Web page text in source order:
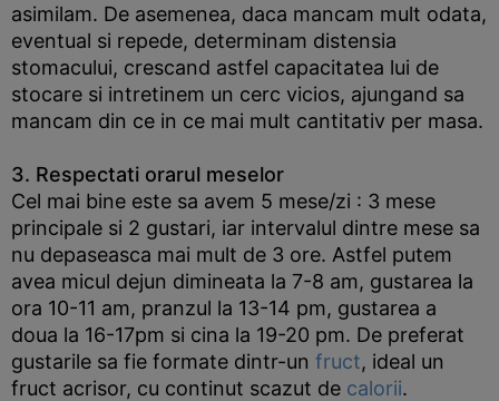
asimilam. De asemenea, daca mancam mult odata,
eventual si repede, determinam distensia
stomacului, crescand astfel capacitatea lui de
stocare si intretinem un cerc vicios, ajungand sa
mancam din ce in ce mai mult cantitativ per masa.
3. Respectati orarul meselor
Cel mai bine este sa avem 5 mese/zi : 3 mese
principale si 2 gustari, iar intervalul dintre mese sa
nu depaseasca mai mult de 3 ore. Astfel putem
avea micul dejun dimineata la 7-8 am, gustarea la
ora 10-11 am, pranzul la 13-14 pm, gustarea a
doua la 16-17pm si cina la 19-20 pm. De preferat
gustarile sa fie formate dintr-un fruct, ideal un
fruct acrisor, cu continut scazut de calorii.